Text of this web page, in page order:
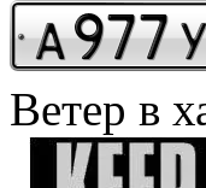
Ветер в